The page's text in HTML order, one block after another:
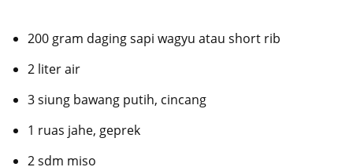
200 gram daging sapi wagyu atau short rib
2 liter air
3 siung bawang putih, cincang
1 ruas jahe, geprek
2 sdm miso